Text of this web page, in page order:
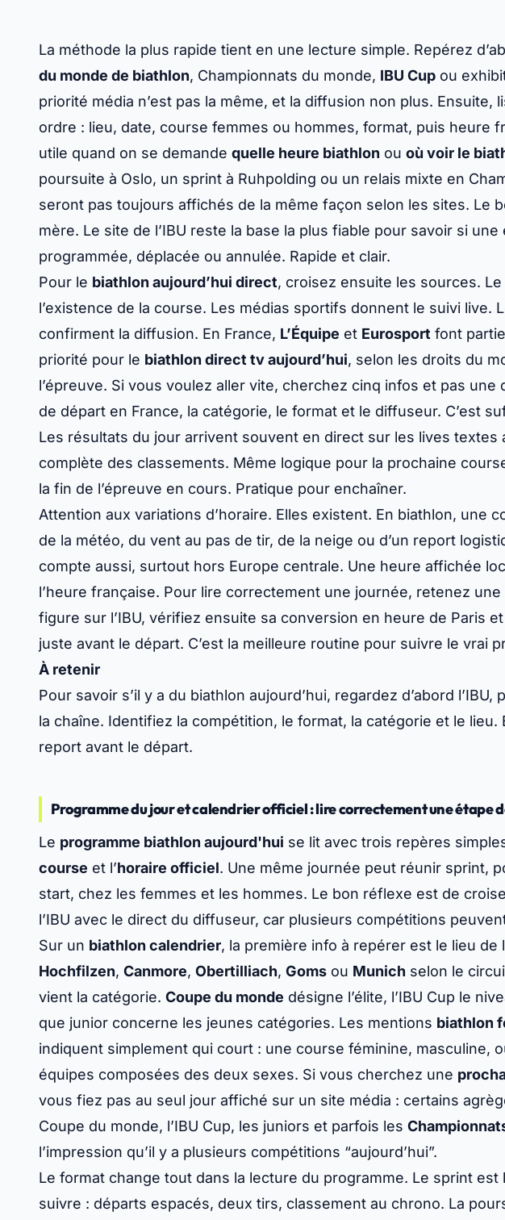
La méthode la plus rapide tient en une lecture simple. Repérez
du monde de biathlon , Championnats du monde,IBU Cupou
priorité média n’est pas la même, et la diffusion non plus. Ensuite,
ordre : lieu, date, course femmes ou hommes, format, puis heure
utile quand on se demandequelle heure biathlonouoù voir le
poursuite à Oslo, un sprint à Ruhpolding ou un relais mixte en
seront pas toujours affichés de la même façon selon les sites. Le
mère. Le site de l’IBU reste la base la plus fiable pour savoir si
programmée, déplacée ou annulée. Rapide et clair.
Pour lebiathlon aujourd’hui direct, croisez ensuite les sources.
l’existence de la course. Les médias sportifs donnent le suivi live.
confirment la diffusion. En France,L’ÉquipeetEurosport
priorité pour lebiathlon direct tv aujourd’hui, selon les droits du
l’épreuve. Si vous voulez aller vite, cherchez cinq infos et pas une
de départ en France, la catégorie, le format et le diffuseur. C’est
Les résultats du jour arrivent souvent en direct sur les lives textes
complète des classements. Même logique pour la prochaine
la fin de l’épreuve en cours. Pratique pour enchaîner.
Attention aux variations d’horaire. Elles existent. En biathlon, une
de la météo, du vent au pas de tir, de la neige ou d’un report
compte aussi, surtout hors Europe centrale. Une heure affichée
l’heure française. Pour lire correctement une journée, retenez une
juste avant le départ. C’est la meilleure routine pour suivre levrai
Pour savoir s’il y a du biathlon aujourd’hui, regardez d’abord l’IBU,
la chaîne. Identifiez la compétition, le format, la catégorie et le lieu.
report avant le départ.
Programme du jour et calendrier officiel : lire correctement une étape
Leprogramme biathlon aujourd'hui se lit avec trois repères
courseet l’horaire officiel. Une même journée peut réunir sprint,
start, chez les femmes et les hommes. Le bon réflexe est de
l’IBU avec le direct du diffuseur, car plusieurs compétitions
Sur unbiathlon calendrier, la première info à repérer est le lieu de
Hochfilzen,Canmore,Obertilliach,Gomsou Munich selon le
vient la catégorie. Coupe du mondedésigne l’élite, l’IBU Cup
que junior concerne les jeunes catégories. Les mentionsbiathlon
indiquent simplement qui court : une course féminine, masculine,